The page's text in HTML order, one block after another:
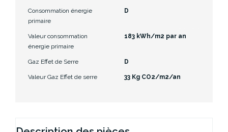
Consommation énergie
primaire
D
Valeur consommation
énergie primaire
183 kWh/m2 par an
Gaz Effet de Serre D
Valeur Gaz Effet de serre 33 Kg CO2/m2/an